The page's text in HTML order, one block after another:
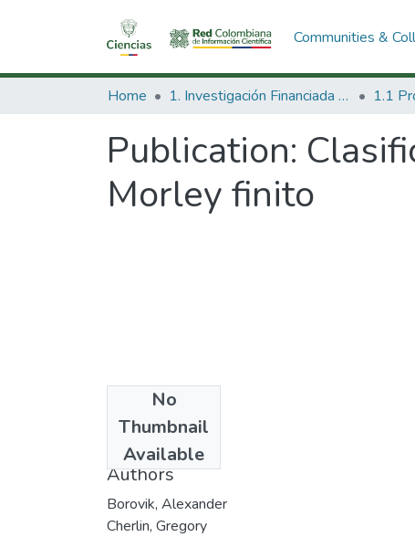
Communities &
Home 1. Investigación Financiada con Recursos Públicos
Publication:
Morley finito
No
Thumbnail
Available
2000
Authors
Borovik, Alexander
Cherlin, Gregory